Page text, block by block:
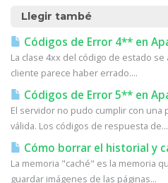
Llegir també
Códigos de Error 4** en
La clase 4xx del código de estado
cliente parece haber errado....
Códigos de Error 5** en
El servidor no pudo cumplir con
válida. Los códigos de respuesta de...
Cómo borrar el historial y
La memoria "caché" es la memoria
guardar imágenes de las páginas...